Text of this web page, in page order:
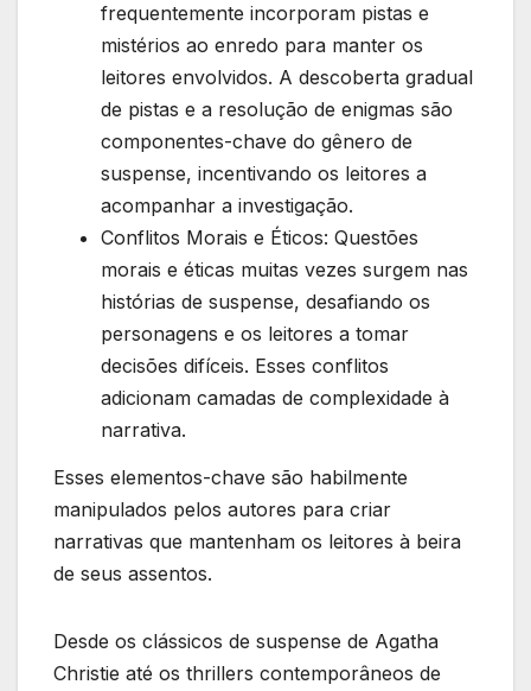
frequentemente incorporam pistas e
mistérios ao enredo para manter os
leitores envolvidos. A descoberta gradual
de pistas e a resolução de enigmas são
componentes-chave do gênero de
suspense, incentivando os leitores a
acompanhar a investigação.
Conflitos Morais e Éticos: Questões
morais e éticas muitas vezes surgem nas
histórias de suspense, desafiando os
personagens e os leitores a tomar
decisões difíceis. Esses conflitos
adicionam camadas de complexidade à
narrativa.
Esses elementos-chave são habilmente
manipulados pelos autores para criar
narrativas que mantenham os leitores à beira
de seus assentos.
Desde os clássicos de suspense de Agatha
Christie até os thrillers contemporâneos de